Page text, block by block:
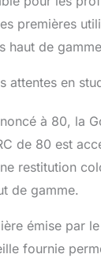
répondre
intérieur blanc
réduit les
blanc
créatif
premières
haut de
attentes en
à 80, la
de 80 est
restitution
de gamme.
émise par
fournie